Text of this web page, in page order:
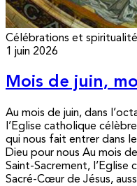
Célébrations et spiritualité
1 juin 2026
Mois de juin,
Au mois de juin, dans
l’Eglise catholique
qui nous fait entrer dans
Dieu pour nous Au mois
Saint-Sacrement,
Sacré-Cœur de Jésus,